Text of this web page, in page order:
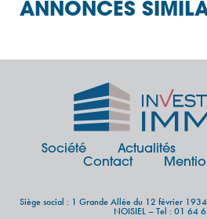
ANNONCES
Société Actualités
Contact
Siège social : 1 Grande Allée du 12 février
NOISIEL – Tel : 01 64